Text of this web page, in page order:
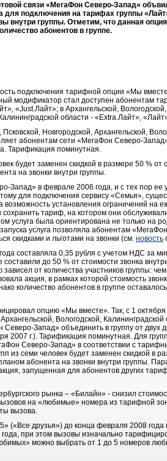
связи «МегаФон Северо-Запад»
подключения на тарифах группы
внутри группы. Отметим, что данная
абонентов в группе.
подключения тарифной опции «Мы
модификатор стал доступен абонентам
«Just.Лайт»; в Архангельской,
области - «Extra.Лайт»,
Новгородской, Архангельской,
абонентам сети «МегаФон Северо-
Тарификация поминутная.
будет заменен скидкой в размере 50 % от
на звонки внутри группы.
в феврале 2006 года, и с тех пор ее
для подключения сервису «Семья»,
установления ограничений на
тариф, на котором они
услуга была ориентирована не только на
услуга позволяла абонентам
скидками и льготами на звонки (см. новость
составляла 0,35 рубля с учетом НДС за
до 50 % от стоимости звонка
от количества участников группы:
акция, в рамках которой стоимость
количество абонентов в группе
опцию «Мы вместе». Так, с 1 октября
Вологодской,
Запад» объединить в группу от двух
2007 г.). Тарификация поминутная. Для
Северо-Запад» в соответствии с
из семи человек будет заменен скидкой в
абонента на звонки внутри группы.
запущенная для абонентов других
рынка – «Билайн» - снизил
на «любимые» номера из тарифной
вызова.
(«Все друзья») до конца февраля 2008 года
при этом вызовы изначально
можно выбрать от 1 до 5 номеров